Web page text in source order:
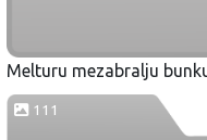
Melturu mezabralju
111